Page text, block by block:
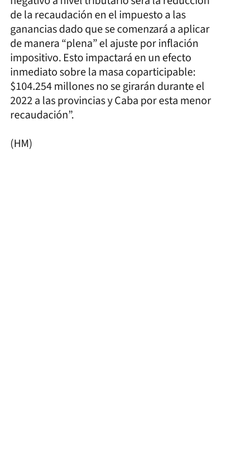
de la recaudación en el impuesto a las
ganancias dado que se comenzará a aplicar
de manera “plena” el ajuste por inflación
impositivo. Esto impactará en un efecto
inmediato sobre la masa coparticipable:
$104.254 millones no se girarán durante el
2022 a las provincias y Caba por esta menor
recaudación”.
(HM)